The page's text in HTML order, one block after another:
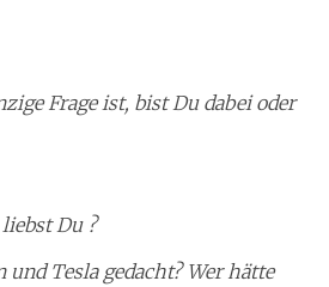
Frage ist, bist Du dabei oder
Du ?
und Tesla gedacht? Wer hätte